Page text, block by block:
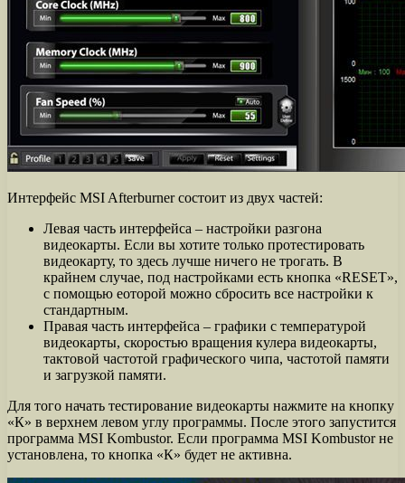
Интерфейс MSI Afterburner состоит из двух частей:
Левая часть интерфейса – настройки разгона
видеокарты. Если вы хотите только протестировать
видеокарту, то здесь лучше ничего не трогать. В
крайнем случае, под настройками есть кнопка «RESET»,
с помощью еоторой можно сбросить все настройки к
стандартным.
Правая часть интерфейса – графики с температурой
видеокарты, скоростью вращения кулера видеокарты,
тактовой частотой графического чипа, частотой памяти
и загрузкой памяти.
Для того начать тестирование видеокарты нажмите на кнопку
«К» в верхнем левом углу программы. После этого запустится
программа MSI Kombustor. Если программа MSI Kombustor не
установлена, то кнопка «К» будет не активна.